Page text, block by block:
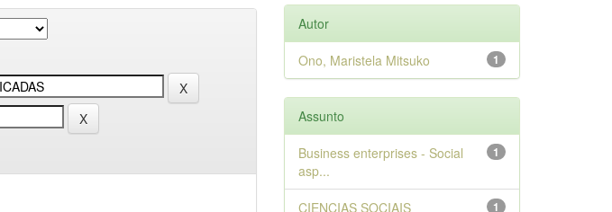
Autor
1
Ono, Maristela Mitsuko
Assunto
1
Business enterprises - Social
asp...
1
CIENCIAS SOCIAIS